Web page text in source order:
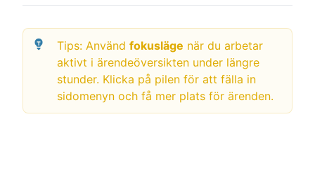
Tips: Använd fokusläge när du arbetar
aktivt i ärendeöversikten under längre
stunder. Klicka på pilen för att fälla in
sidomenyn och få mer plats för ärenden.